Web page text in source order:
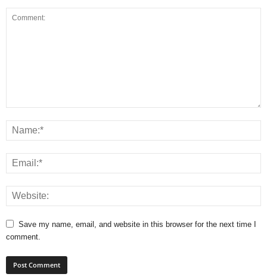
Save my name, email, and website in this browser for the next time I
comment.